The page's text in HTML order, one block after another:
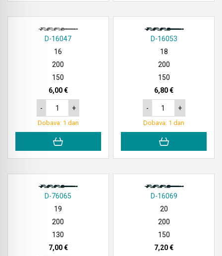
D-16047
16
200
150
6,00 €
- +
Dobava: 1 dan
D-16053
18
200
150
6,80 €
- +
Dobava: 1 dan
D-76065
19
200
130
7,00 €
D-16069
20
200
150
7,20 €